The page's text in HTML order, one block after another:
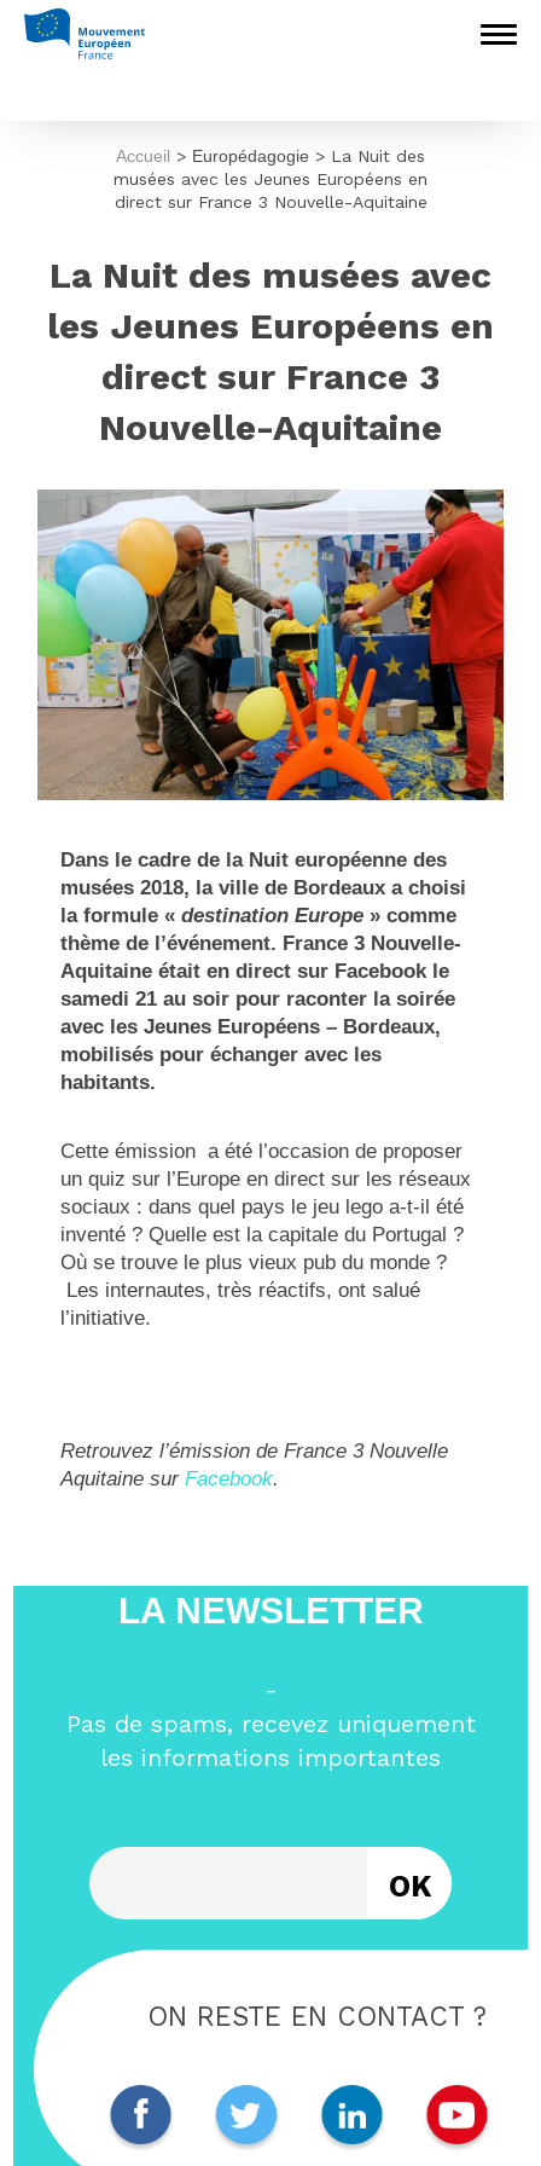
Accueil > Europédagogie > La Nuit des
musées avec les Jeunes Européens en
direct sur France 3 Nouvelle-Aquitaine
La Nuit des musées avec
les Jeunes Européens en
direct sur France 3
Nouvelle-Aquitaine
Dans le cadre de la Nuit européenne des
musées 2018, la ville de Bordeaux a choisi
la formule «destination Europe » comme
thème de l’événement. France 3 Nouvelle-
Aquitaine était en direct sur Facebook le
samedi 21 au soir pour raconter la soirée
avec les Jeunes Européens – Bordeaux,
mobilisés pour échanger avec les
habitants.
Cette émission a été l’occasion de proposer
un quiz sur l’Europe en direct sur les réseaux
sociaux : dans quel pays le jeu lego a-t-il été
inventé ? Quelle est la capitale du Portugal ?
Où se trouve le plus vieux pub du monde ?
Les internautes, très réactifs, ont salué
l’initiative.
Retrouvez l’émission de France 3 Nouvelle
Aquitaine surFacebook.
LA NEWSLETTER
-
Pas de spams, recevez uniquement
les informations importantes
ON RESTE EN CONTACT ?